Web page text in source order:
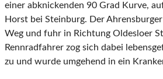
einer abknickenden 90 Grad Kurve,
Horst bei Steinburg. Der
Weg und fuhr in Richtung Oldesloer
Rennradfahrer zog sich dabei
zu und wurde umgehend in ein